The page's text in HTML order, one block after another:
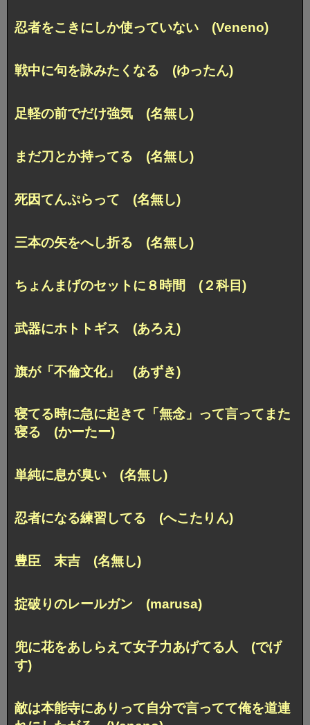
忍者をこきにしか使っていない (Veneno)
戦中に句を詠みたくなる (ゆったん)
足軽の前でだけ強気 (名無し)
まだ刀とか持ってる (名無し)
死因てんぷらって (名無し)
三本の矢をへし折る (名無し)
ちょんまげのセットに８時間 (２科目)
武器にホトトギス (あろえ)
旗が「不倫文化」 (あずき)
寝てる時に急に起きて「無念」って言ってまた
寝る (かーたー)
単純に息が臭い (名無し)
忍者になる練習してる (へこたりん)
豊臣 末吉 (名無し)
掟破りのレールガン (marusa)
兜に花をあしらえて女子力あげてる人 (でげ
す)
敵は本能寺にありって自分で言ってて俺を道連